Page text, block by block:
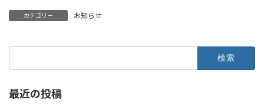
カテゴリー お知らせ
最近の投稿